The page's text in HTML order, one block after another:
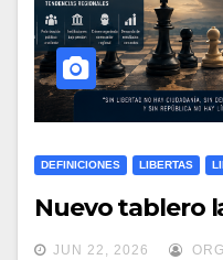
DEFINICIONES LIBERTAS
Nuevo tablero
JUN 22, 2026